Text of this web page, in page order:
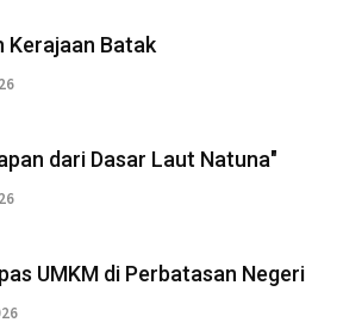
Kerajaan Batak
dari Dasar Laut Natuna"
UMKM di Perbatasan Negeri